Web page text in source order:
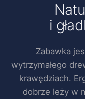
i
Zabawka
wytrzymałego
krawędziach.
dobrze leży w